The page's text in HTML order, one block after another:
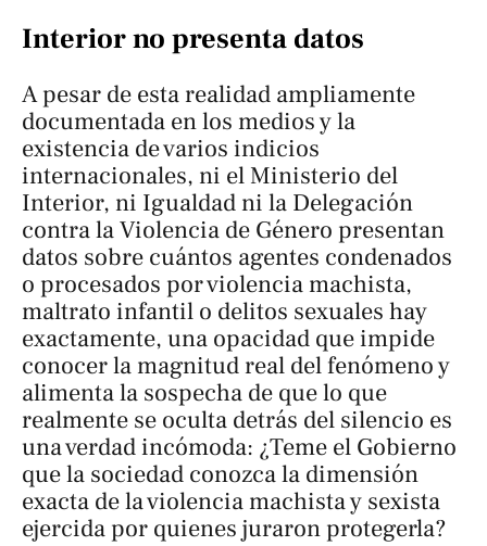
Interior no presenta datos
A pesar de esta realidad ampliamente
documentada en los medios y la
existencia de varios indicios
internacionales, ni el Ministerio del
Interior, ni Igualdad ni la Delegación
contra la Violencia de Género presentan
datos sobre cuántos agentes condenados
o procesados por violencia machista,
maltrato infantil o delitos sexuales hay
exactamente, una opacidad que impide
conocer la magnitud real del fenómeno y
alimenta la sospecha de que lo que
realmente se oculta detrás del silencio es
una verdad incómoda: ¿Teme el Gobierno
que la sociedad conozca la dimensión
exacta de la violencia machista y sexista
ejercida por quienes juraron protegerla?